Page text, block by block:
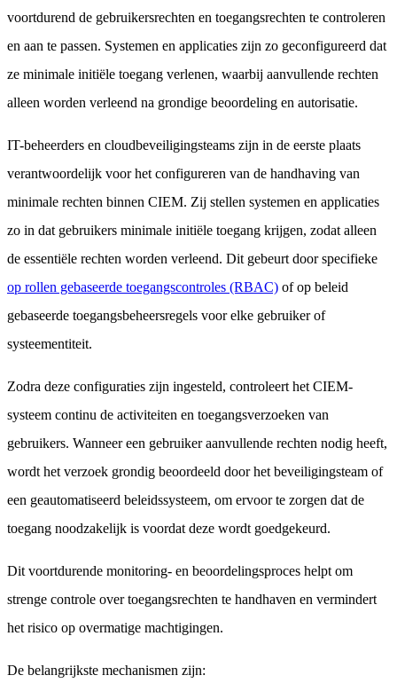
voortdurend de gebruikersrechten en toegangsrechten te controleren
en aan te passen. Systemen en applicaties zijn zo geconfigureerd dat
ze minimale initiële toegang verlenen, waarbij aanvullende rechten
alleen worden verleend na grondige beoordeling en autorisatie.
IT-beheerders en cloudbeveiligingsteams zijn in de eerste plaats
verantwoordelijk voor het configureren van de handhaving van
minimale rechten binnen CIEM. Zij stellen systemen en applicaties
zo in dat gebruikers minimale initiële toegang krijgen, zodat alleen
de essentiële rechten worden verleend. Dit gebeurt door specifieke
op rollen gebaseerde toegangscontroles (RBAC) of op beleid
gebaseerde toegangsbeheersregels voor elke gebruiker of
systeementiteit.
Zodra deze configuraties zijn ingesteld, controleert het CIEM-
systeem continu de activiteiten en toegangsverzoeken van
gebruikers. Wanneer een gebruiker aanvullende rechten nodig heeft,
wordt het verzoek grondig beoordeeld door het beveiligingsteam of
een geautomatiseerd beleidssysteem, om ervoor te zorgen dat de
toegang noodzakelijk is voordat deze wordt goedgekeurd.
Dit voortdurende monitoring- en beoordelingsproces helpt om
strenge controle over toegangsrechten te handhaven en vermindert
het risico op overmatige machtigingen.
De belangrijkste mechanismen zijn: